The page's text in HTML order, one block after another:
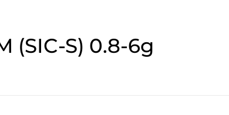
(SIC-S) 0.8-6g